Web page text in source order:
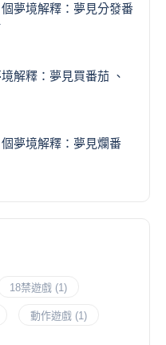
夢境解釋：夢見分發番
解釋：夢見買番茄 、
夢境解釋：夢見爛番
18禁遊戲 (1)
動作遊戲 (1)